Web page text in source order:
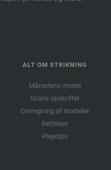
ALT OM STRIKNING
Månedens model
Gratis opskrifter
Omregning af modeller
Rettelser
Plejetips